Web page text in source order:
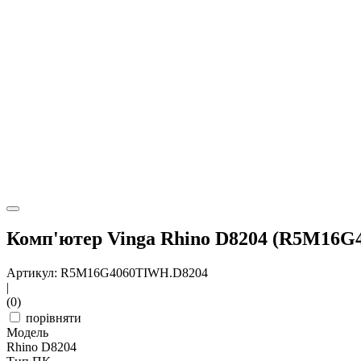
Комп'ютер Vinga Rhino D8204
Артикул: R5M16G4060TIWH.D8204
|
(0)
порівняти
Модель
Rhino D8204